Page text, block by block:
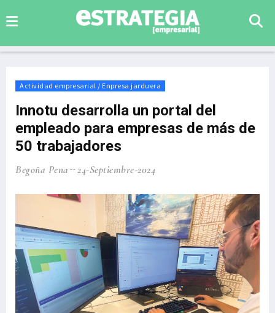
Actividad empresarial / Enpresa jarduera
Innotu desarrolla un portal del
empleado para empresas de más de
50 trabajadores
Begoña Pena 24-Septiembre-2024